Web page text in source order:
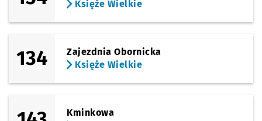
Księże Wielkie
134
Zajezdnia Obornicka
Księże Wielkie
Kminkowa